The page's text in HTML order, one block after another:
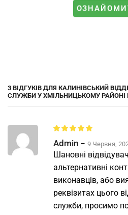
3 ВІДГУКІВ ДЛЯ КАЛИНІВСЬКИЙ
СЛУЖБИ У ХМІЛЬНИЦЬКОМУ РАЙОНІ
Admin – 9 Червня,
Шановні
альтернативні
виконавців, або
реквізитах цього
служби, просимо